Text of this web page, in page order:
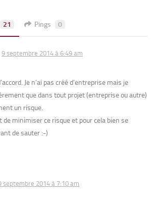
21 Pings 0
9 septembre 2014 à 6:49 am
Je n’ai pas créé d’entreprise mais je
que dans tout projet (entreprise ou autre)
un risque.
de minimiser ce risque et pour cela bien se
de sauter :-)
septembre 2014 à 7:10 am